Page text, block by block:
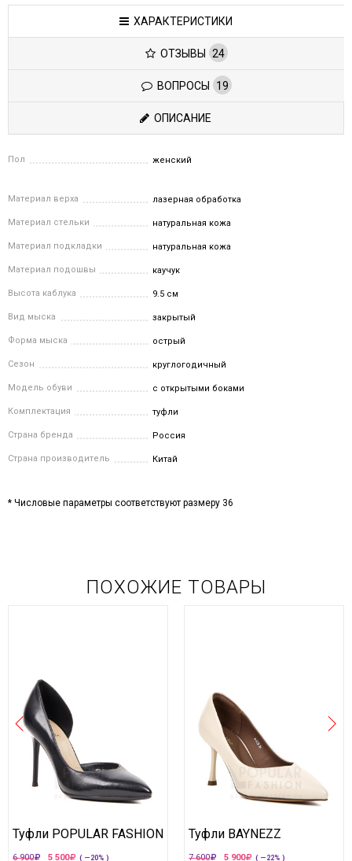
ХАРАКТЕРИСТИКИ
ОТЗЫВЫ 24
ВОПРОСЫ 19
ОПИСАНИЕ
Пол женский
Материал верха лазерная обработка
Материал стельки натуральная кожа
Материал подкладки натуральная кожа
Материал подошвы каучук
Высота каблука 9.5 см
Вид мыска закрытый
Форма мыска острый
Сезон круглогодичный
Модель обуви с открытыми боками
Комплектация туфли
Страна бренда Россия
Страна производитель Китай
* Числовые параметры соответствуют размеру 36
ПОХОЖИЕ ТОВАРЫ
Туфли POPULAR FASHION
6 900 5 500 ( —20% )
Туфли BAYNEZZ
7 600 5 900 ( —22% )